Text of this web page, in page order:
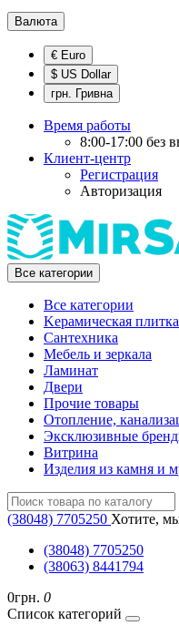
Валюта
€ Euro
$ US Dollar
грн. Гривна
Время работы
8:00-17:00 без
Клиент-центр
Регистрация
Авторизация
Все категории
Все категории
Kерамическая плитка
Cантехника
Мебель и зеркала
Ламинат
Двери
Прочие товары
Отопление,
Эксклюзивные
Витрина
Изделия из камня и
(38048) ‎7705250 Хотите,
(38048) ‎7705250
(38063) 8441794
0грн. 0
Список категорий